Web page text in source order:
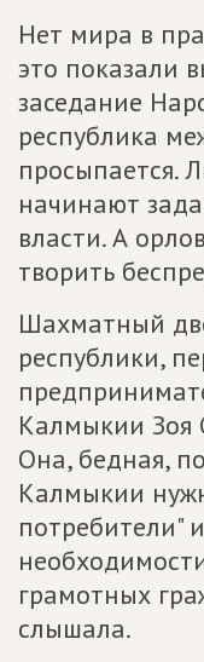
Нет мира в
это показали
заседание
республика
просыпается.
начинают
власти. А
творить
Шахматный
республики,
Калмыкии Зоя
Она, бедная,
Калмыкии
потребители"
грамотных
слышала.